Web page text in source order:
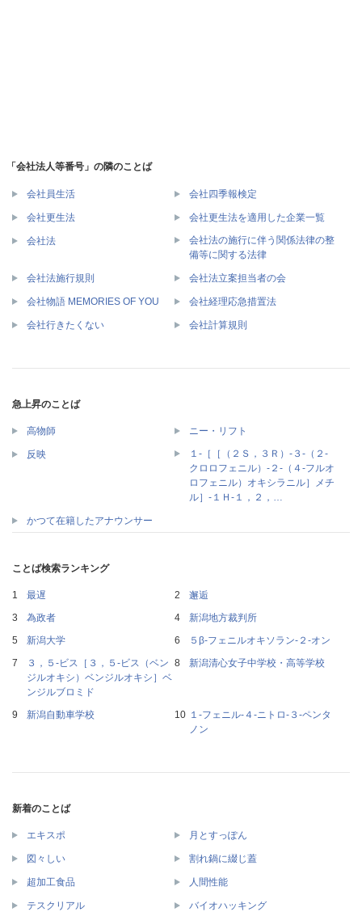
「会社法人等番号」の隣のことば
会社員生活 会社四季報検定
会社更生法 会社更生法を適用した企業一覧
会社法
会社法の施行に伴う関係法律の整
備等に関する法律
会社法施行規則 会社法立案担当者の会
会社物語 MEMORIES OF YOU 会社経理応急措置法
会社行きたくない 会社計算規則
急上昇のことば
高物師 ニー・リフト
反映
１‐［［（２Ｓ，３Ｒ）‐３‐（２‐
クロロフェニル）‐２‐（４‐フルオ
ロフェニル）オキシラニル］メチ
ル］‐１Ｈ‐１，２，…
かつて在籍したアナウンサー
ことば検索ランキング
最遅
邂逅
為政者
新潟地方裁判所
新潟大学
５β‐フェニルオキソラン‐２‐オン
３，５‐ビス［３，５‐ビス（ベン
ジルオキシ）ベンジルオキシ］ベ
ンジルブロミド
新潟清心女子中学校・高等学校
新潟自動車学校
１‐フェニル‐４‐ニトロ‐３‐ペンタ
ノン
新着のことば
エキスポ 月とすっぽん
図々しい 割れ鍋に綴じ蓋
超加工食品 人間性能
テスクリアル バイオハッキング